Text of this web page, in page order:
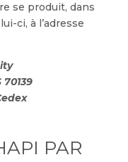
se produit, dans
ci, à l’adresse
PAR